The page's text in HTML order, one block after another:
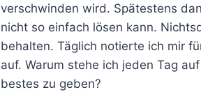
verschwinden wird. Spätestens
nicht so einfach lösen kann.
behalten. Täglich notierte ich mir
auf. Warum stehe ich jeden Tag
bestes zu geben?